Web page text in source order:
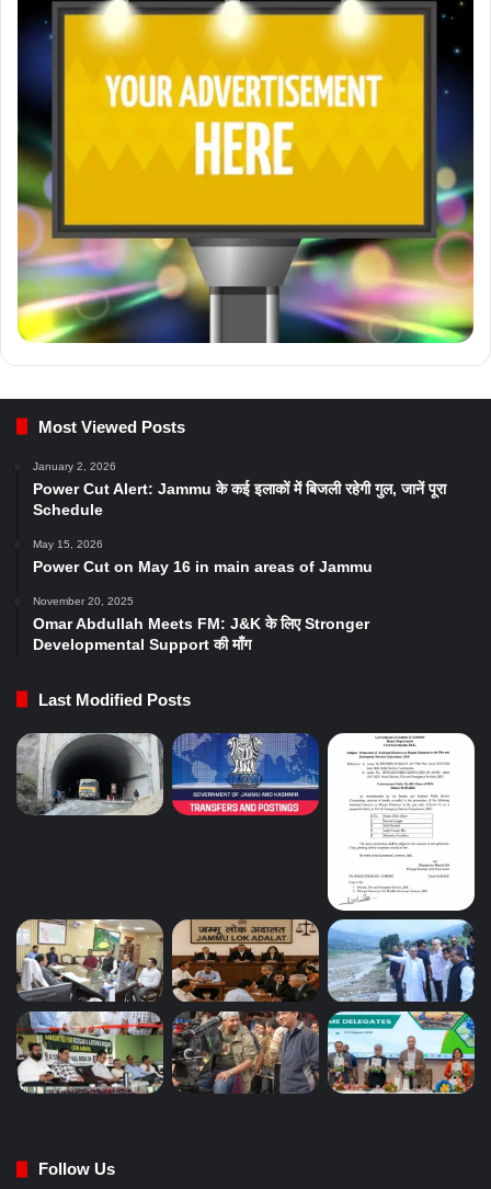
Most Viewed Posts
January 2, 2026
Power Cut Alert: Jammu के कई इलाकों में बिजली रहेगी गुल, जानें पूरा
Schedule
May 15, 2026
Power Cut on May 16 in main areas of Jammu
November 20, 2025
Omar Abdullah Meets FM: J&K के लिए Stronger
Developmental Support की माँग
Last Modified Posts
Follow Us